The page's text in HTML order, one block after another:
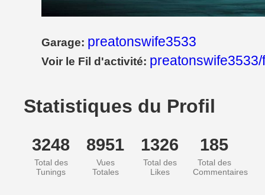
Garage: preatonswife3533
Voir le Fil d'activité:
Statistiques du Profil
3248
Total des
Tunings
8951
Vues
Totales
1326
Total des
Likes
185
Total des
Commentaires